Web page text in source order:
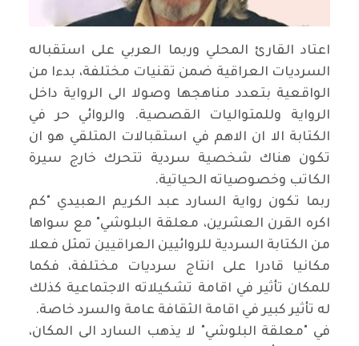
اعتاد القارئ المحلي وربما العربي على استقباله
السرديات العراقية ضمن تقنيات مختلفة، بدءا من
الواقعية بتعدد مناهجها وصولا الى الرواية داخل
الرواية وللمتواليات القصصية. والروائي حر في
الكتابة الا ان الاهم في استقبالات المتلقي هو ان
تكون هناك شخصية سردية تتحرك خارج سيرة
الكاتب وخصوصياته الحياتية.
ربما تكون رواية السارد عبد الكريم العبيدي "كم
اكره القرن العشرين، معلقة البلوشي" مع سواها
من الكتابة السردية للروائيين العراقيين تمثل فعلا
مكانيا قادرا على انتاج سرديات مختلفة، فكما
للمكان تأثير في اقامة تشكيلاته الاجتماعية كذلك
له تأثير كبير في اقامة الثقافة عامة والسرد خاصة.
في "معلقة البلوشي" لا يذهب السارد الى المكان،